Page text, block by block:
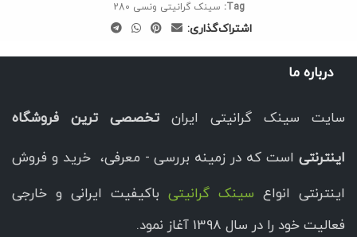
Tag: سینک گرانیتی ونسی 280
اشتراک‌گذاری:
درباره ما
سایت سینک گرانیتی ایرانتخصصی ترین فروشگاه
اینترنتی است که در زمینه بررسی - معرفی، خرید و فروش
اینترنتی انواع سینک گرانیتی باکیفیت ایرانی و خارجی
فعالیت خود را در سال 1398 آغاز نمود.